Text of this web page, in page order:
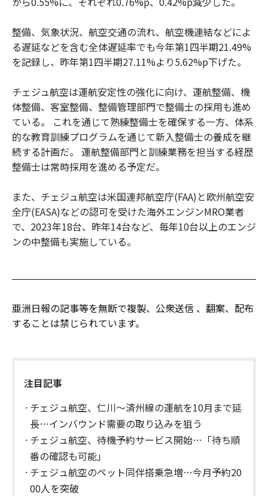
整備、気象状況、航空交通の流れ、航空機連結などによ
る遅延などを含む全体遅延率でも今年第1四半期21.49%
を記録し、昨年第1四半期27.11%より5.62%p下げた。
チェジュ航空は運航安定性の強化に向け、運航整備、機
体整備、客室整備、整備管理部門で整備士の採用も進め
ている。 これを通じて熟練整備士を確保する一方、体系
的な教育訓練プログラムを通じて新入整備士の養成を継
続する計画だ。 運航整備部門と訓練業務を担当する経歴
整備士は常時採用を進める予定だ。
また、チェジュ航空は米国連邦航空庁(FAA)と欧州航空安
全庁(EASA)などの認可を受けた海外エンジンMRO業者
で、2023年18台、昨年14台など、毎年10台以上のエンジ
ンの中整備も実施している。
亜洲日報の記事等を無断で複製、公衆送信 、翻案、配布
することは禁じられています。
注目記事
チェジュ航空、仁川〜済州線の運航を10月まで延
長…インバウンド需要の取り込みを狙う
チェジュ航空、待機予約サービス開始…「待ち順
番の確認も可能」
チェジュ航空のペット同伴搭乗急増…今月予約20
00人を突破